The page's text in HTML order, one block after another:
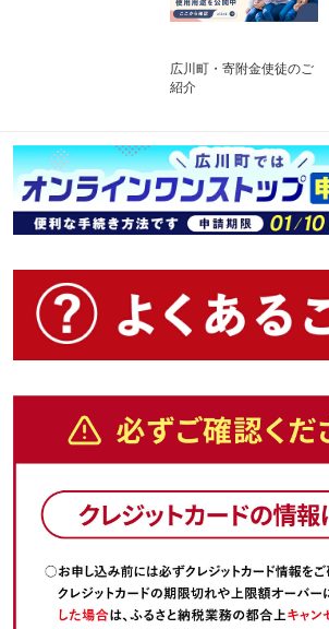
広川町・寄附金使徒のご
紹介